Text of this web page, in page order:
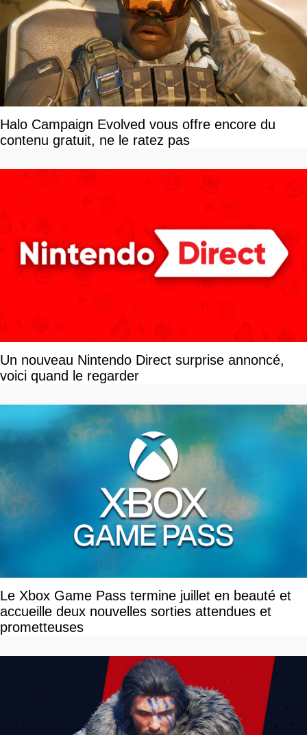
Halo Campaign Evolved vous offre encore du
contenu gratuit, ne le ratez pas
Un nouveau Nintendo Direct surprise annoncé,
voici quand le regarder
Le Xbox Game Pass termine juillet en beauté et
accueille deux nouvelles sorties attendues et
prometteuses